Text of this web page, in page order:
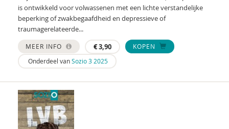
Jos Dröes
Jelle Drost
Madelon Eelderink
Anneloes Elbertsen
Radboud Engbersen
is ontwikkeld voor volwassenen met een lichte verstandelijke
beperking of zwakbegaafdheid en depressieve of
traumagerelateerde...
MEER INFO €3,90
KOPEN
Onderdeel vanSozio 3 2025